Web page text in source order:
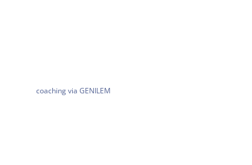
coaching via GENILEM